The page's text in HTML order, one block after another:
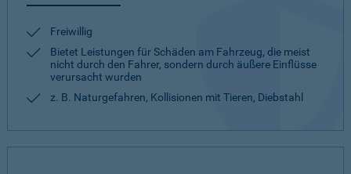
Freiwillig
Bietet Leistungen für Schäden am Fahrzeug, die meist
nicht durch den Fahrer, sondern durch äußere Einflüsse
verursacht wurden
z. B. Naturgefahren, Kollisionen mit Tieren, Diebstahl